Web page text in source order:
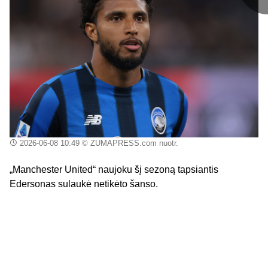
2026-06-08 10:49© ZUMAPRESS.com nuotr.
„Manchester United“ naujoku šį sezoną tapsiantis
Edersonas sulaukė netikėto šanso.